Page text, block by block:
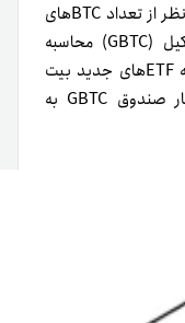
بود. شایان ذکر است که این میزان صرف‌نظر از تعداد BTCهای
صندوق سرمایه‌گذاری بیت‌کوین گری‌اسکیل (GBTC) محاسبه
شده است. از ۱۱ژانویه۲۰۲۴ (۲۱دی۱۴۰۲) که ETFهای جدید بیت
کوین راه‌اندازی شده‌اند، سرمایه دراختیار صندوق GBTC‌ به